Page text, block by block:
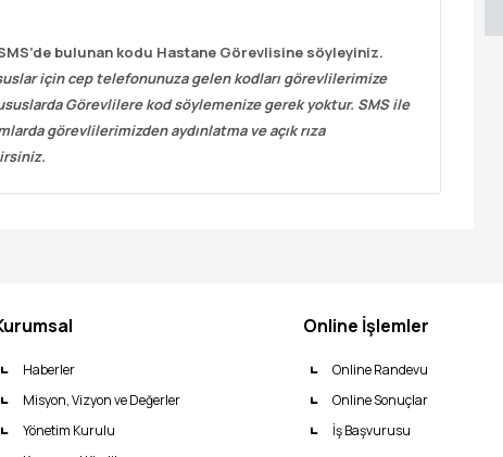
bulunan kodu Hastane Görevlisine söyleyiniz.
için cep telefonunuza gelen kodları görevlilerimize
Görevlilere kod söylemenize gerek yoktur. SMS ile
görevlilerimizden aydınlatma ve açık rıza
Haberler
Misyon, Vizyon ve Değerler
Yönetim Kurulu
Online İşlemler
Online Randevu
Online Sonuçlar
İş Başvurusu